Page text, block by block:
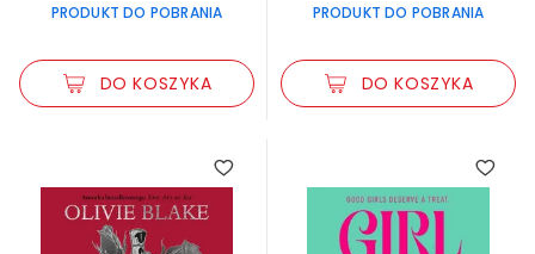
PRODUKT DO POBRANIA
DO KOSZYKA
PRODUKT DO POBRANIA
DO KOSZYKA